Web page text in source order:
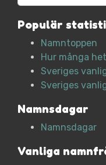
Populär
Namntoppen
Hur många
Sveriges
Sveriges
Namnsdagar
Namnsdagar
Vanliga